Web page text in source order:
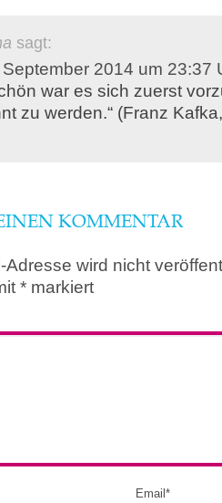
sagt:
September 2014 um 23:37
war es sich zuerst
zu werden.“ (Franz
KOMMENTAR
Adresse wird nicht
* markiert
Email *